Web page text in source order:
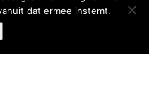
dat ermee instemt.